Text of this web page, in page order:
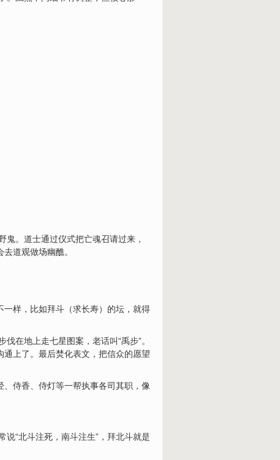
。道士通过仪式把亡魂召请过来，
道观做场幽醮。
一样，比如拜斗（求长寿）的坛，就得
在地上走七星图案，老话叫“禹步”。
上了。最后焚化表文，把信众的愿望
侍香、侍灯等一帮执事各司其职，像
“北斗注死，南斗注生”，拜北斗就是